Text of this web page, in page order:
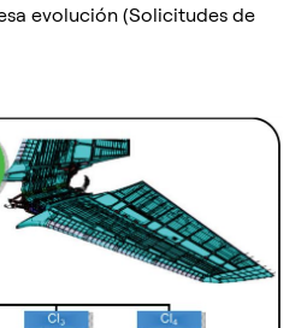
evolución (Solicitudes de